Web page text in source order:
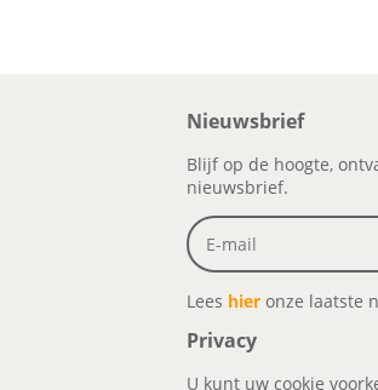
Nieuwsbrief
Blijf op de hoogte,
nieuwsbrief.
Lees hier onze laatste
Privacy
U kunt uw cookie